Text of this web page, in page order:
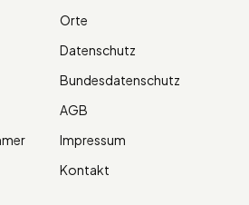
Orte
Datenschutz
Bundesdatenschutz
AGB
Impressum
Kontakt